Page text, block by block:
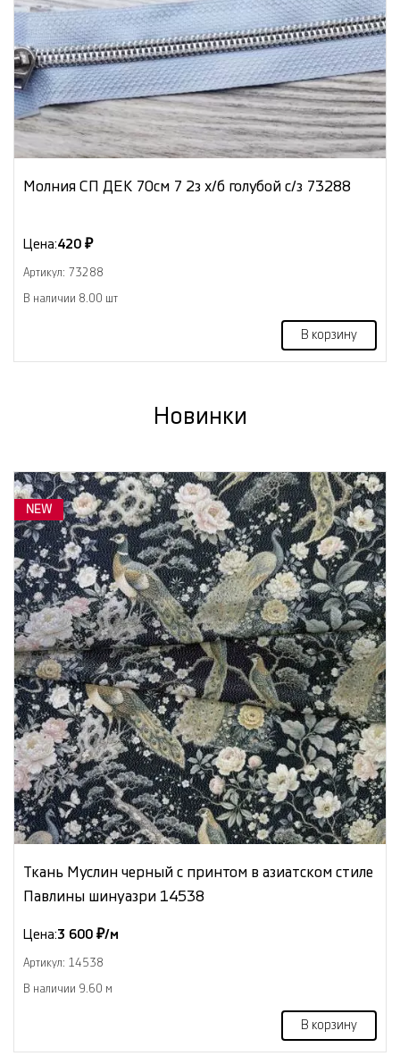
Молния СП ДЕК 70см 7 2з х/б голубой с/з 73288
Цена:420 ₽
Артикул: 73288
В наличии 8.00 шт
В корзину
Новинки
NEW
Ткань Муслин черный с принтом в азиатском стиле
Павлины шинуазри 14538
Цена:3 600 ₽/м
Артикул: 14538
В наличии 9.60 м
В корзину